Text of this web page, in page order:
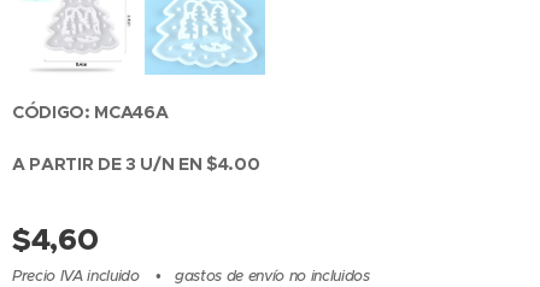
CÓDIGO: MCA46A
A PARTIR DE 3 U/N EN $4.00
$4,60
Precio IVA incluido gastos de envío no incluidos